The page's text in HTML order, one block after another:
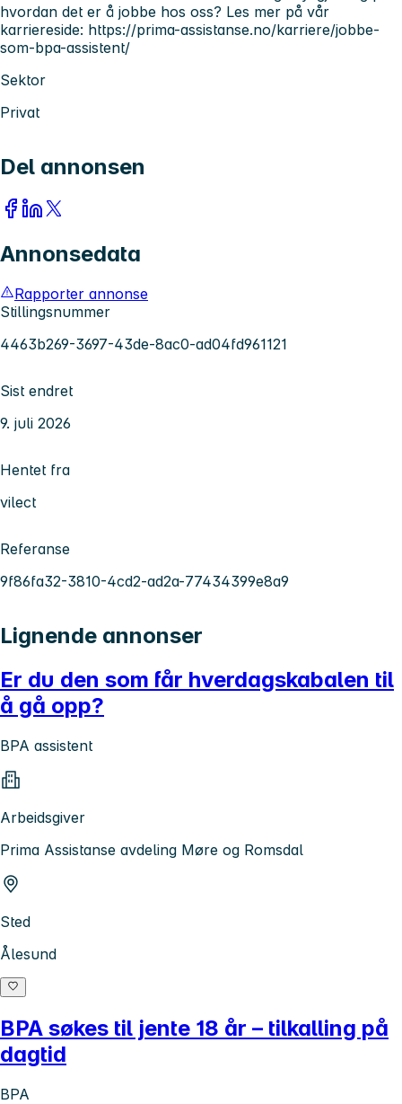
hvordan det er å jobbe hos oss? Les mer på vår
karriereside: https://prima-assistanse.no/karriere/jobbe-
som-bpa-assistent/
Sektor
Privat
Del annonsen
Annonsedata
Rapporter annonse
Stillingsnummer
4463b269-3697-43de-8ac0-ad04fd961121
Sist endret
9. juli 2026
Hentet fra
vilect
Referanse
9f86fa32-3810-4cd2-ad2a-77434399e8a9
Lignende annonser
Er du den som får hverdagskabalen til
å gå opp?
BPA assistent
Arbeidsgiver
Prima Assistanse avdeling Møre og Romsdal
Sted
Ålesund
BPA søkes til jente 18 år – tilkalling på
dagtid
BPA